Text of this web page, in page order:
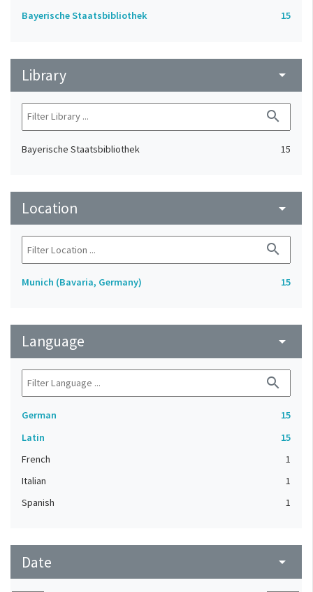
Bayerische Staatsbibliothek 15
Library arrow_drop_down
search
Bayerische Staatsbibliothek 15
Location arrow_drop_down
search
Munich (Bavaria, Germany) 15
Language arrow_drop_down
search
German
15
Latin
15
French
1
Italian
1
Spanish
1
Date arrow_drop_down